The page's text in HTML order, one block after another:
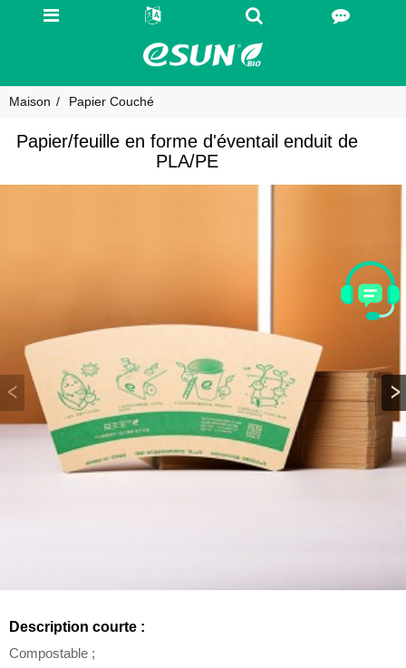
Maison Papier Couché
Papier/feuille en forme d'éventail enduit de
PLA/PE
Description courte :
Compostable ;